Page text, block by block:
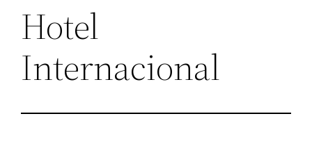
Hotel
Internacional